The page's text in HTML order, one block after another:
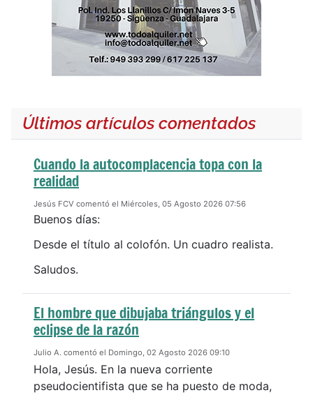
Últimos artículos comentados
Cuando la autocomplacencia topa con la
realidad
Jesús FCV comentó el Miércoles, 05 Agosto 2026 07:56
Buenos días:
Desde el título al colofón. Un cuadro realista.
Saludos.
El hombre que dibujaba triángulos y el
eclipse de la razón
Julio A. comentó el Domingo, 02 Agosto 2026 09:10
Hola, Jesús. En la nueva corriente
pseudocientifista que se ha puesto de moda,